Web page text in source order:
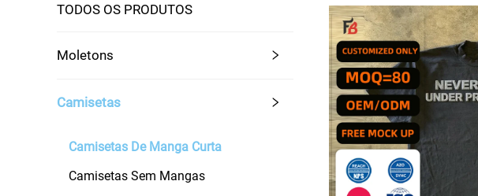
TODOS OS PRODUTOS
Moletons
Camisetas
Camisetas De Manga Curta
Camisetas Sem Mangas